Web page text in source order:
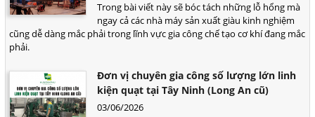
Trong bài viết này sẽ bóc tách những lỗ hổng mà
ngay cả các nhà máy sản xuất giàu kinh nghiệm
cũng dễ dàng mắc phải trong lĩnh vực gia công chế tạo cơ khí đang mắc
phải.
Đơn vị chuyên gia công số lượng lớn linh
kiện quạt tại Tây Ninh (Long An cũ)
03/06/2026